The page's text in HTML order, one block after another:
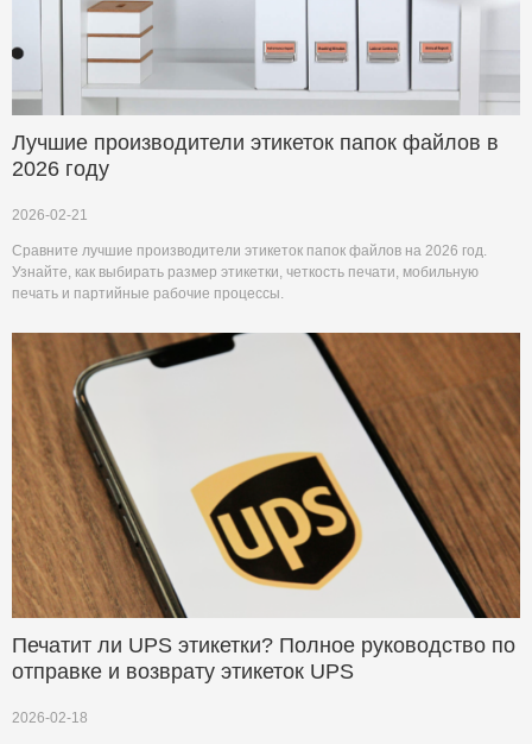
Лучшие производители этикеток папок файлов в
2026 году
2026-02-21
Сравните лучшие производители этикеток папок файлов на 2026 год.
Узнайте, как выбирать размер этикетки, четкость печати, мобильную
печать и партийные рабочие процессы.
Печатит ли UPS этикетки? Полное руководство по
отправке и возврату этикеток UPS
2026-02-18